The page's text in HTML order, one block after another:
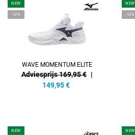
NEW
-12%
WAVE MOMENTUM ELITE
Adviesprijs 169,95 € |
149,95 €
NEW
-13%
NEW NEW